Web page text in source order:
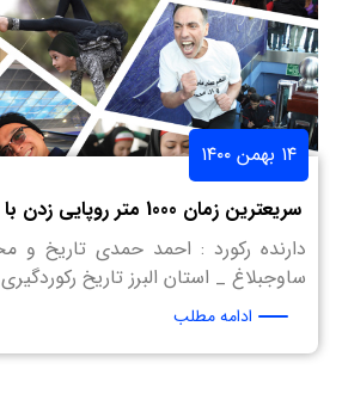
۱۴ بهمن ۱۴۰۰
سریعترین زمان 1000 متر روپایی زدن با توپ تنیس
ساوجبلاغ _ استان البرز تاریخ رکوردگیری : 14
ادامه مطلب